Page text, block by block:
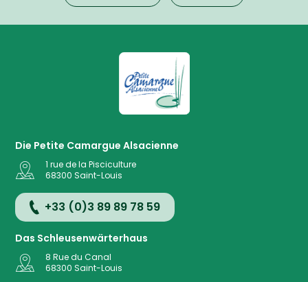
La Petite Camargue
Die Petite Camargue Alsacienne
1 rue de la Pisciculture
68300 Saint-Louis
+33 (0)3 89 89 78 59
Das Schleusenwärterhaus
8 Rue du Canal
68300 Saint-Louis